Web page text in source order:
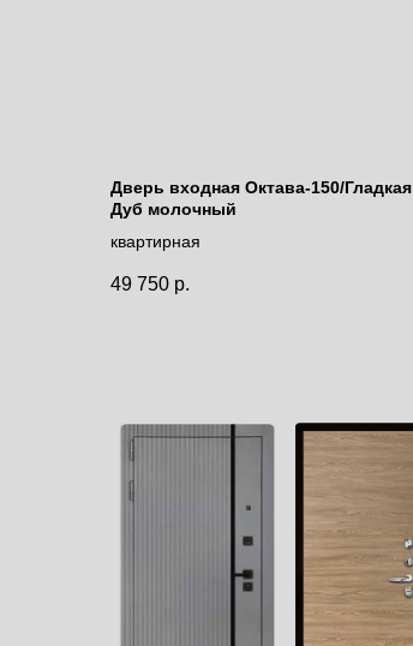
Дверь входная Октава-150/Гладкая
Дуб молочный
квартирная
49 750 р.